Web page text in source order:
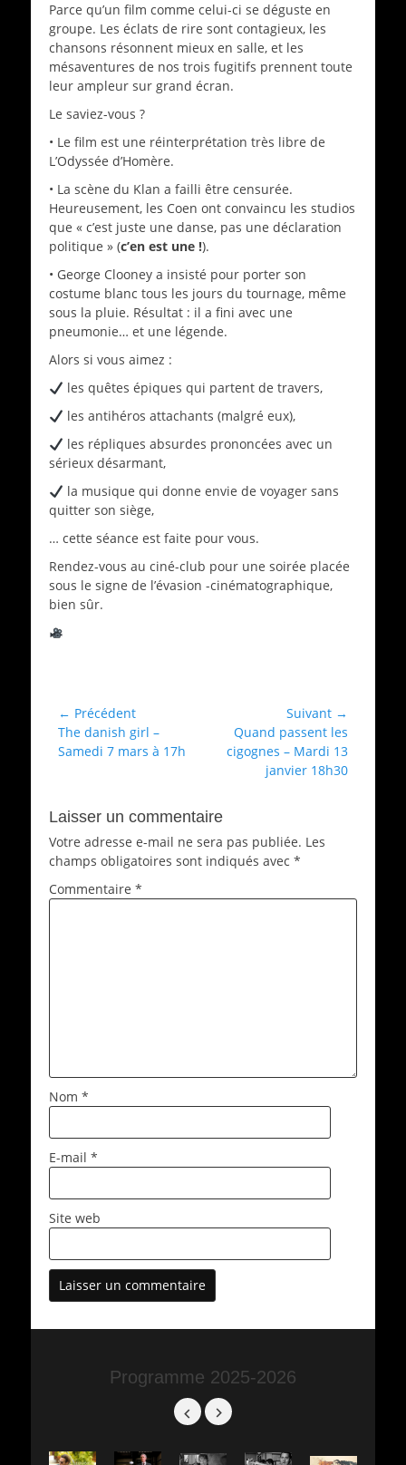
Parce qu’un film comme celui-ci se déguste en
groupe. Les éclats de rire sont contagieux, les
chansons résonnent mieux en salle, et les
mésaventures de nos trois fugitifs prennent toute
leur ampleur sur grand écran.
Le saviez-vous ?
• Le film est une réinterprétation très libre de
L’Odyssée d’Homère.
• La scène du Klan a failli être censurée.
Heureusement, les Coen ont convaincu les studios
que « c’est juste une danse, pas une déclaration
politique » (c’en est une !).
• George Clooney a insisté pour porter son
costume blanc tous les jours du tournage, même
sous la pluie. Résultat : il a fini avec une
pneumonie… et une légende.
Alors si vous aimez :
les quêtes épiques qui partent de travers,
les antihéros attachants (malgré eux),
les répliques absurdes prononcées avec un
sérieux désarmant,
la musique qui donne envie de voyager sans
quitter son siège,
… cette séance est faite pour vous.
Rendez-vous au ciné-club pour une soirée placée
sous le signe de l’évasion -cinématographique,
bien sûr.
Navigation
de
l’article
← Précédent
Article
précédent :
The danish girl –
Samedi 7 mars à 17h
Suivant →
Article
suivant :
Quand passent les
cigognes – Mardi 13
janvier 18h30
Laisser un commentaire
Votre adresse e-mail ne sera pas publiée. Les
champs obligatoires sont indiqués avec *
Commentaire *
Nom *
E-mail *
Site web
Programme 2025-2026